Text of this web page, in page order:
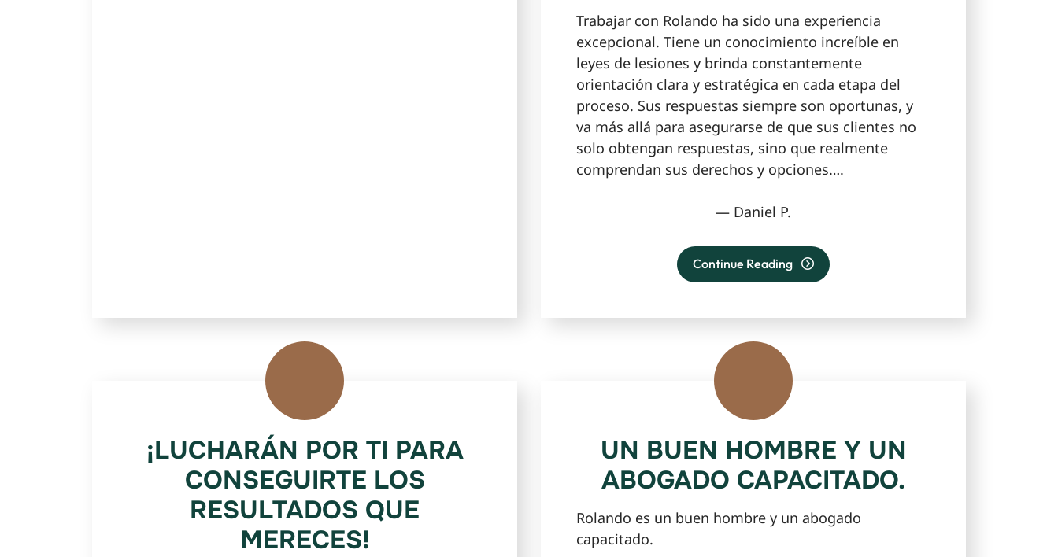
Trabajar con Rolando ha sido una experiencia
excepcional. Tiene un conocimiento increíble en
leyes de lesiones y brinda constantemente
orientación clara y estratégica en cada etapa del
proceso. Sus respuestas siempre son oportunas, y
va más allá para asegurarse de que sus clientes no
solo obtengan respuestas, sino que realmente
comprendan sus derechos y opciones….
— Daniel P.
Continue Reading
¡LUCHARÁN POR TI PARA
CONSEGUIRTE LOS
RESULTADOS QUE
MERECES!
UN BUEN HOMBRE Y UN
ABOGADO CAPACITADO.
Rolando es un buen hombre y un abogado
capacitado.